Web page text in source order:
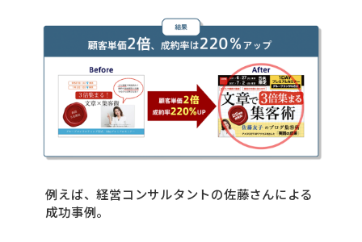
例えば、経営コンサルタントの佐藤さんによる
成功事例。